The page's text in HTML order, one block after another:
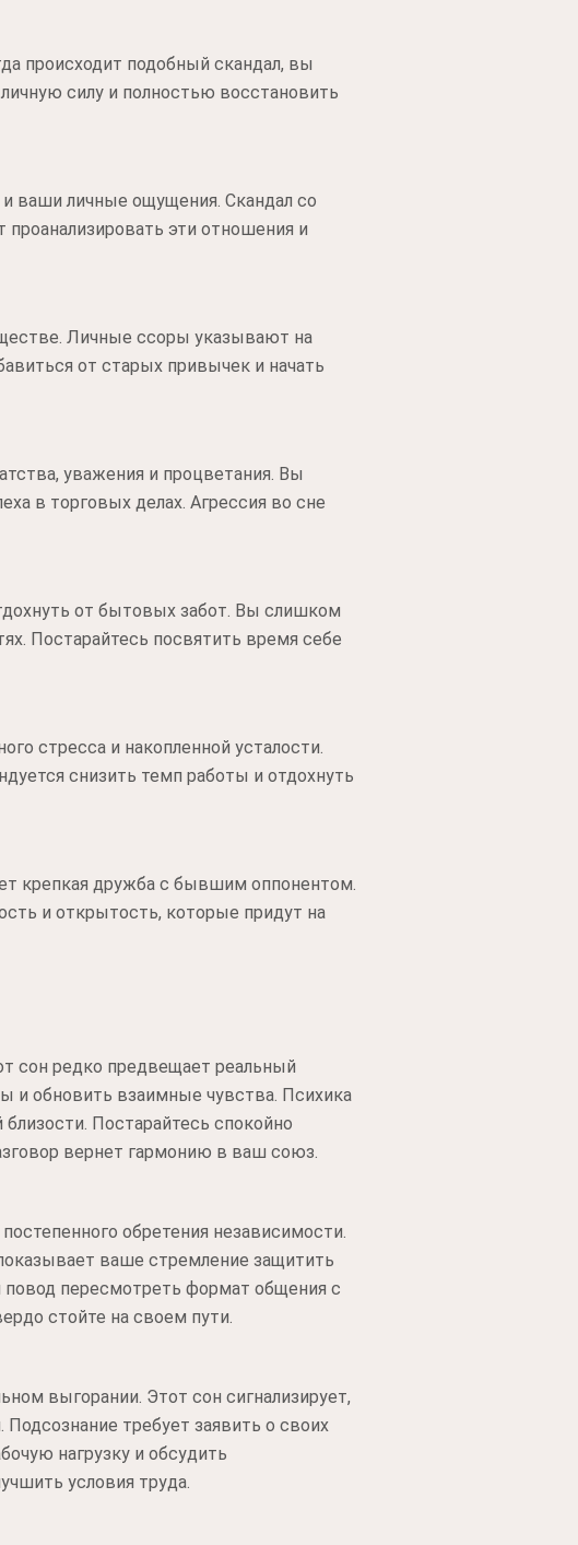
происходит подобный скандал, вы
силу и полностью восстановить
ваши личные ощущения. Скандал со
эти отношения и
Личные ссоры указывают на
от старых привычек и начать
уважения и процветания. Вы
в торговых делах. Агрессия во сне
от бытовых забот. Вы слишком
Постарайтесь посвятить время себе
стресса и накопленной усталости.
снизить темп работы и отдохнуть
крепкая дружба с бывшим оппонентом.
и открытость, которые придут на
сон редко предвещает реальный
и обновить взаимные чувства. Психика
Постарайтесь спокойно
вернет гармонию в ваш союз.
обретения независимости.
ваше стремление защитить
пересмотреть формат общения с
стойте на своем пути.
выгорании. Этот сон сигнализирует,
требует заявить о своих
нагрузку и обсудить
условия труда.